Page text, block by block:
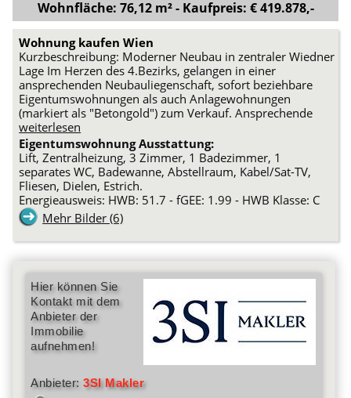
Wohnfläche: 76,12 m² - Kaufpreis: € 419.878,-
Wohnung kaufen Wien
Kurzbeschreibung: Moderner Neubau in zentraler Wiedner
Lage Im Herzen des 4.Bezirks, gelangen in einer
ansprechenden Neubauliegenschaft, sofort beziehbare
Eigentumswohnungen als auch Anlagewohnungen
(markiert als "Betongold") zum Verkauf. Ansprechende
weiterlesen
Eigentumswohnung Ausstattung:
Lift, Zentralheizung, 3 Zimmer, 1 Badezimmer, 1
separates WC, Badewanne, Abstellraum, Kabel/Sat-TV,
Fliesen, Dielen, Estrich.
Energieausweis: HWB: 51.7 - fGEE: 1.99 - HWB Klasse: C
Mehr Bilder (6)
Hier können Sie
Kontakt mit dem
Anbieter der
Immobilie
aufnehmen!
Anbieter:3SI Makler